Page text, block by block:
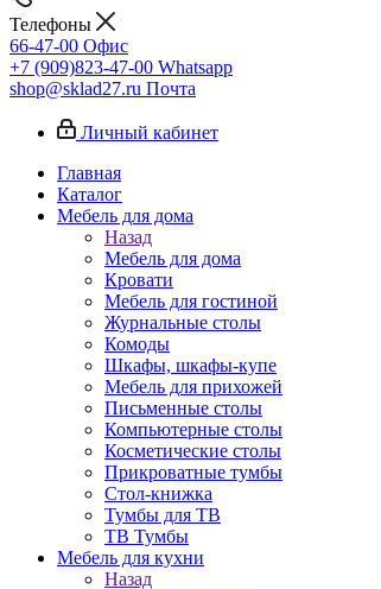
Телефоны
66-47-00 Офис
+7 (909)823-47-00 Whatsapp
shop@sklad27.ru Почта
Личный кабинет
Главная
Каталог
Мебель для дома
Назад
Мебель для дома
Кровати
Мебель для гостиной
Журнальные столы
Комоды
Шкафы, шкафы-купе
Мебель для прихожей
Письменные столы
Компьютерные столы
Косметические столы
Прикроватные тумбы
Стол-книжка
Тумбы для ТВ
ТВ Тумбы
Мебель для кухни
Назад